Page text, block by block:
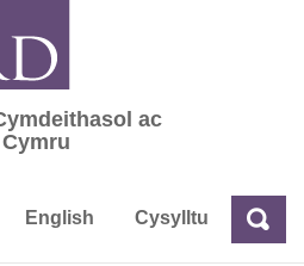
Cymdeithasol ac
ac
English Cysylltu Chwilio